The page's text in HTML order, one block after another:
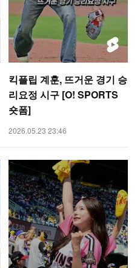
킥플립 계훈, 뜨거운 경기 승
리요정 시구 [O! SPORTS
숏폼]
2026.05.23 23:46